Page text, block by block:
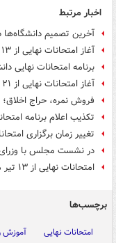
اخبار مرتبط
آخرین تصمیم دانشگاه‌ها
آغاز امتحانات نهایی از ۱۳ تیرماه به صورت «حضوری»
برنامه امتحانات نهایی
آغاز امتحانات نهایی از ۲۱ تیر در صورت عادی شدن شرایط کشور
فروش نمره، حراج
تکذیب اعلام برنامه
تغییر زمان برگزاری
در نشست مجلس با
امتحانات نهایی از ۱۳ تیر مشروط به مجوز شورای عالی امنیت ملی
برچسب‌ها
امتحانات نهایی آموزش